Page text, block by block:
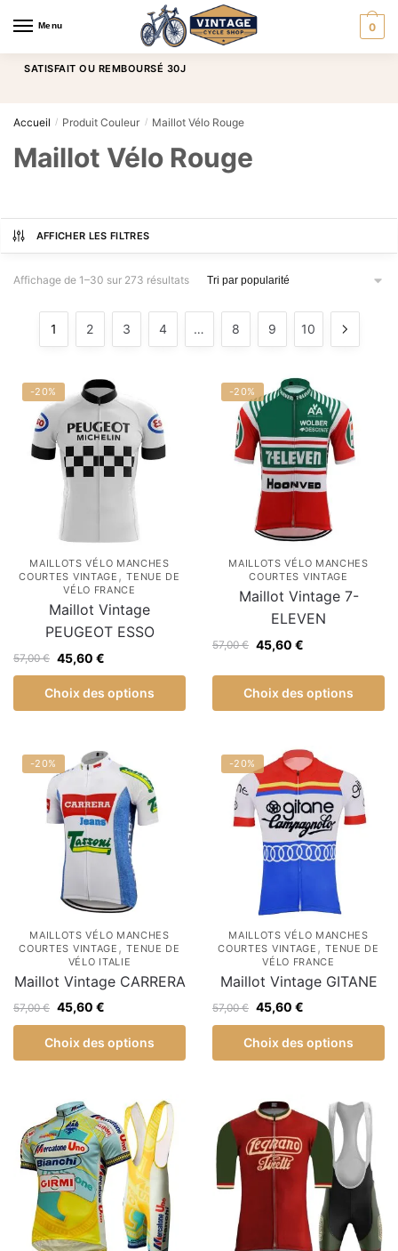
Menu 0
SATISFAIT OU REMBOURSÉ 30J
Accueil / Produit Couleur / Maillot Vélo Rouge
Maillot Vélo Rouge
AFFICHER LES FILTRES
Affichage de 1–30 sur 273 résultats
1 2 3 4 … 8 9 10
-20%
MAILLOTS VÉLO MANCHES
COURTES VINTAGE ,TENUE DE
VÉLO FRANCE
Maillot Vintage
PEUGEOT ESSO
57,00€ 45,60 €
Choix des options
-20%
MAILLOTS VÉLO MANCHES
COURTES VINTAGE
Maillot Vintage 7-
ELEVEN
57,00€ 45,60 €
Choix des options
-20%
MAILLOTS VÉLO MANCHES
COURTES VINTAGE ,TENUE DE
VÉLO ITALIE
Maillot Vintage CARRERA
57,00€ 45,60 €
Choix des options
-20%
MAILLOTS VÉLO MANCHES
COURTES VINTAGE ,TENUE DE
VÉLO FRANCE
Maillot Vintage GITANE
57,00€ 45,60 €
Choix des options